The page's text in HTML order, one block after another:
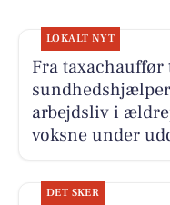
LOKALT NYT
Fra
arbejdsliv i
voksne under
DET SKER